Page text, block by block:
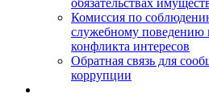
обязательствах
Комиссия по
служебному поведению
конфликта интересов
Обратная связь для
коррупции